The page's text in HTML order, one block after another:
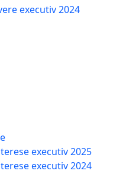
executiv 2024
executiv 2025
executiv 2024